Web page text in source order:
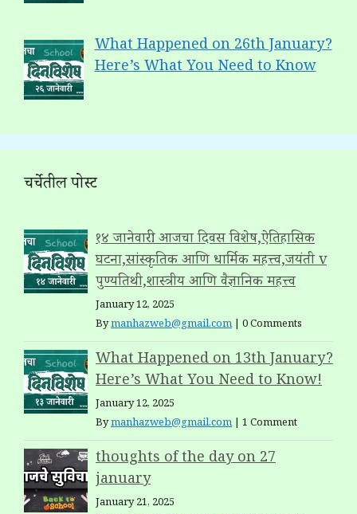
What Happened on 26th January?
Here’s What You Need to Know
चर्चेतील पोस्ट
१४ जानेवारी: आजचा दिवस विशेष,ऐतिहासिक
घटना,सांस्कृतिक आणि धार्मिक महत्त्व,जयंती v
पुण्यतिथी,शास्त्रीय आणि वैज्ञानिक महत्त्व
January 12, 2025
Bymanhazweb@gmail.com | 0 Comments
What Happened on 13th January?
Here’s What You Need to Know!
January 12, 2025
Bymanhazweb@gmail.com | 1 Comment
thoughts of the day on 27
january
January 21, 2025